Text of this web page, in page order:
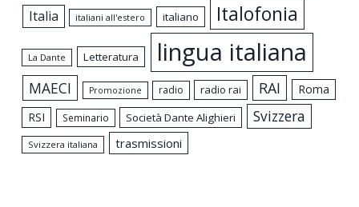
Italia italiani all'estero italiano Italofonia
La Dante Letteratura lingua italiana
MAECI Promozione radio radio rai RAI
Roma
RSI
Seminario Società Dante Alighieri Svizzera
Svizzera italiana trasmissioni